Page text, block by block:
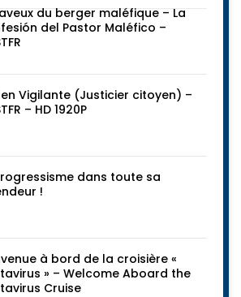
du berger maléfique – La
del Pastor Maléfico –
Vigilante (Justicier citoyen) –
– HD 1920P
dans toute sa
!
à bord de la croisière «
» – Welcome Aboard the
Cruise